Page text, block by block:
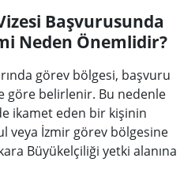
Başvurusunda
Neden Önemlidir?
görev bölgesi, başvuru
göre belirlenir. Bu nedenle
ikamet eden bir kişinin
veya İzmir görev bölgesine
Büyükelçiliği yetki alanına